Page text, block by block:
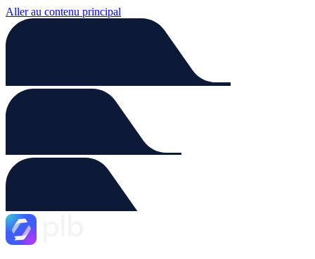
Aller au contenu principal